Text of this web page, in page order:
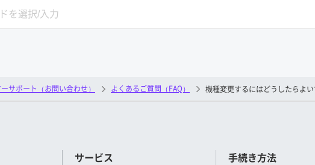
SEARCH
サポート（お問い合わせ） よくあるご質問（FAQ） 機種変更するにはどうしたらよい
サービス 手続き方法